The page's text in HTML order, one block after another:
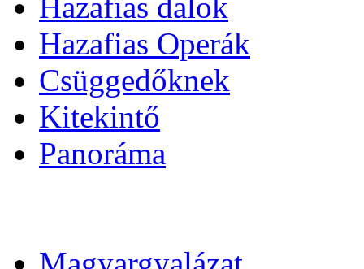
Hazafias Operák
Csüggedőknek
Kitekintő
Panoráma